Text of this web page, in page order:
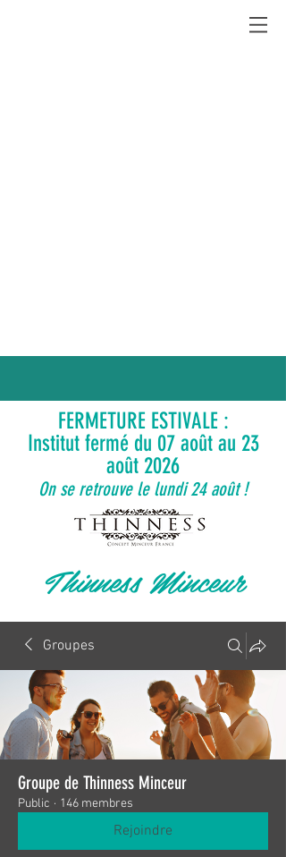
FERMETURE ESTIVALE :
Institut fermé du 07 août au 23
août 2026
On se retrouve le lundi 24 août !
Thinness Minceur
Groupes
Groupe de Thinness Minceur
Public · 146 membres
Rejoindre